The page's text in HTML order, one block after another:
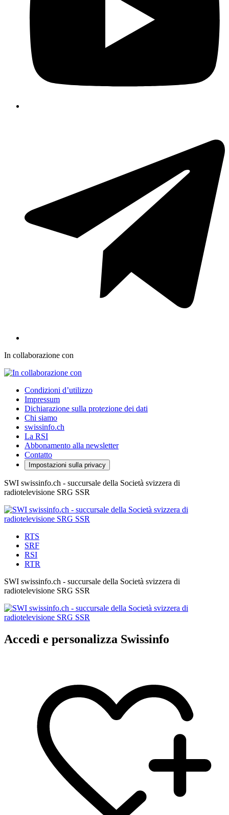
In collaborazione con
Condizioni d’utilizzo
Impressum
Dichiarazione sulla protezione dei dati
Chi siamo
swissinfo.ch
La RSI
Abbonamento alla newsletter
Contatto
Impostazioni sulla privacy
SWI swissinfo.ch - succursale della Società svizzera di
radiotelevisione SRG SSR
RTS
SRF
RSI
RTR
SWI swissinfo.ch - succursale della Società svizzera di
radiotelevisione SRG SSR
Accedi e personalizza Swissinfo